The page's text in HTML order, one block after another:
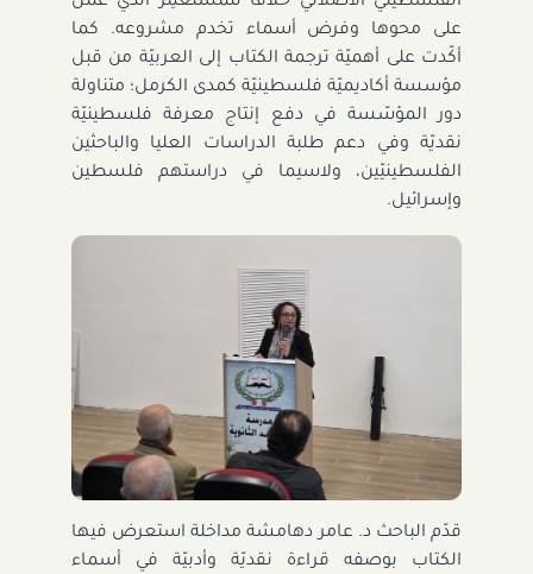
على محوها وفرض أسماء تخدم مشروعه. كما
أكّدت على أهميّة ترجمة الكتاب إلى العربيّة من قبل
مؤسسة أكاديميّة فلسطينيّة كمدى الكرمل؛ متناولة
دور المؤسّسة في دفع إنتاج معرفة فلسطينيّة
نقديّة وفي دعم طلبة الدراسات العليا والباحثين
الفلسطينيّين، ولاسيما في دراستهم فلسطين
وإسرائيل.
قدّم الباحث د. عامر دهامشة مداخلة استعرض فيها
الكتاب بوصفه قراءة نقديّة وأدبيّة في أسماء